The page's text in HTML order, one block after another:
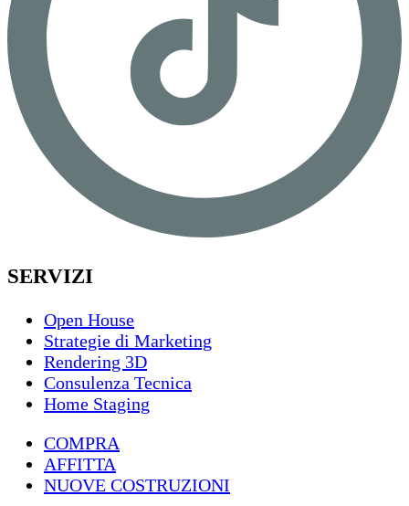
SERVIZI
Open House
Strategie di Marketing
Rendering 3D
Consulenza Tecnica
Home Staging
COMPRA
AFFITTA
NUOVE COSTRUZIONI